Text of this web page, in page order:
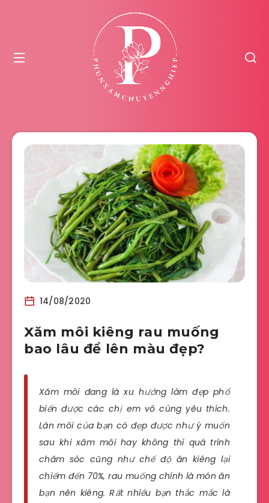
14/08/2020
Xăm môi kiêng rau muống
bao lâu để lên màu đẹp?
Xăm môi đang là xu hướng làm đẹp phổ
biến được các chị em vô cùng yêu thích.
Làn môi của bạn có đẹp được như ý muốn
sau khi xăm môi hay không thì quá trình
chăm sóc cũng như chế độ ăn kiêng lại
chiếm đến 70%, rau muống chính là món ăn
bạn nên kiêng. Rất nhiều bạn thắc mắc là